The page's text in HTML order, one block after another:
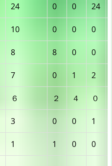
24 0 0 24
10 0 0 0
8 8 0 0
7 0 1 2
６ ２ ４ ０
3 0 0 1
1 1 0 0